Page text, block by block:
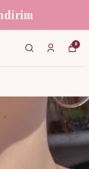
0